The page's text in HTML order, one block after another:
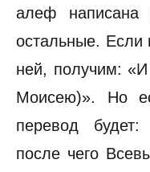
алеф
остальные. Если
ней, получим:
Моисею)». Но
перевод
после чего